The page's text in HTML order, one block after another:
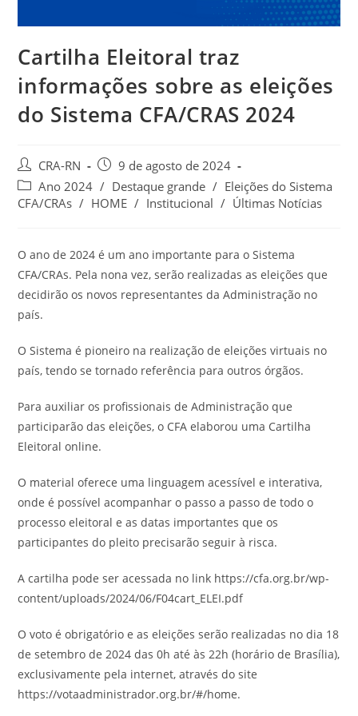
Cartilha Eleitoral traz
informações sobre as eleições
do Sistema CFA/CRAS 2024
Autor
do
post:
CRA-RN
Post
publicado:
9 de agosto de 2024
Categoria
do
Ano 2024 / Destaque grande / Eleições do Sistema
CFA/CRAs / HOME / Institucional / Últimas Notícias
O ano de 2024 é um ano importante para o Sistema
CFA/CRAs. Pela nona vez, serão realizadas as eleições que
decidirão os novos representantes da Administração no
país.
O Sistema é pioneiro na realização de eleições virtuais no
país, tendo se tornado referência para outros órgãos.
Para auxiliar os profissionais de Administração que
participarão das eleições, o CFA elaborou uma Cartilha
Eleitoral online.
O material oferece uma linguagem acessível e interativa,
onde é possível acompanhar o passo a passo de todo o
processo eleitoral e as datas importantes que os
participantes do pleito precisarão seguir à risca.
A cartilha pode ser acessada no link https://cfa.org.br/wp-
content/uploads/2024/06/F04cart_ELEI.pdf
O voto é obrigatório e as eleições serão realizadas no dia 18
de setembro de 2024 das 0h até às 22h (horário de Brasília),
exclusivamente pela internet, através do site
https://votaadministrador.org.br/#/home.